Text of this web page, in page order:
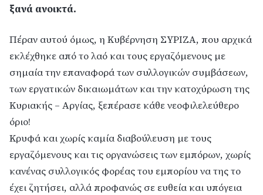
ξανά ανοικτά.
Πέραν αυτού όμως, η Κυβέρνηση ΣΥΡΙΖΑ, που αρχικά
εκλέχθηκε από το λαό και τους εργαζόμενους με
σημαία την επαναφορά των συλλογικών συμβάσεων,
των εργατικών δικαιωμάτων και την κατοχύρωση της
Κυριακής – Αργίας, ξεπέρασε κάθε νεοφιλελεύθερο
όριο!
Κρυφά και χωρίς καμία διαβούλευση με τους
εργαζόμενους και τις οργανώσεις των εμπόρων, χωρίς
κανένας συλλογικός φορέας του εμπορίου να της το
έχει ζητήσει, αλλά προφανώς σε ευθεία και υπόγεια